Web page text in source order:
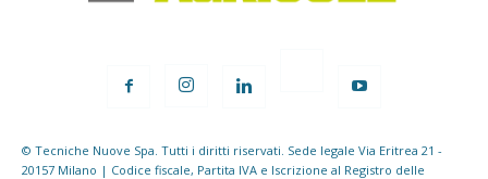
© Tecniche Nuove Spa. Tutti i diritti riservati. Sede legale Via Eritrea 21 -
20157 Milano | Codice fiscale, Partita IVA e Iscrizione al Registro delle